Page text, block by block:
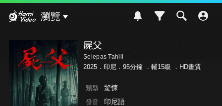
瀏覽
屍父
Selepas Tahlil
2025．印尼．95分鐘 ． 輔15級 ．HD畫質
類型 驚悚
發音 印尼語